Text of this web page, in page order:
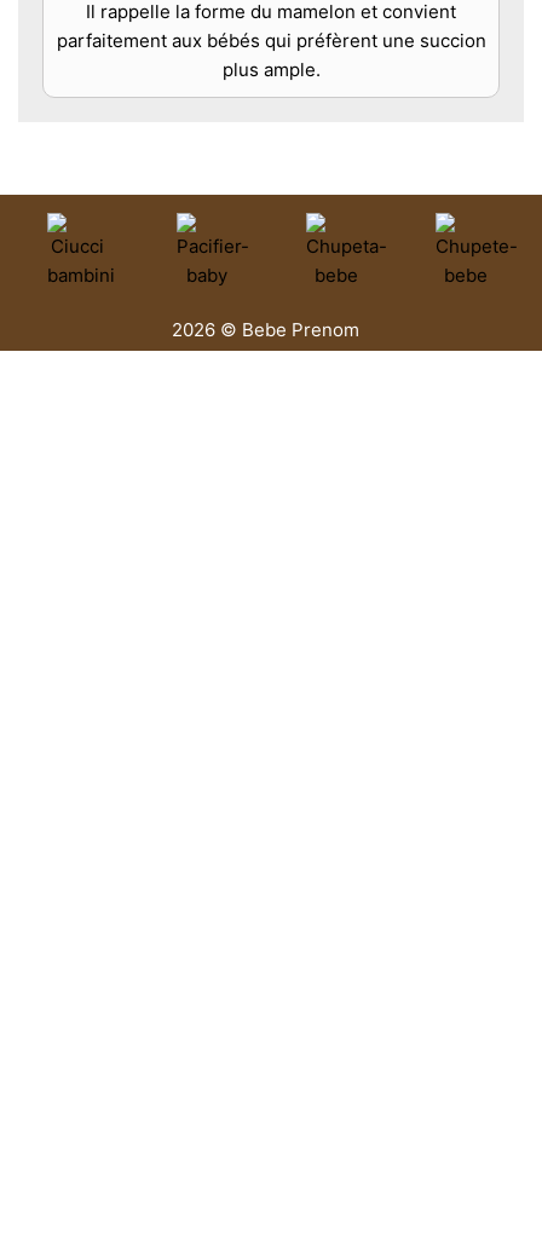
Il rappelle la forme du mamelon et convient
parfaitement aux bébés qui préfèrent une succion
plus ample.
2026 © Bebe Prenom